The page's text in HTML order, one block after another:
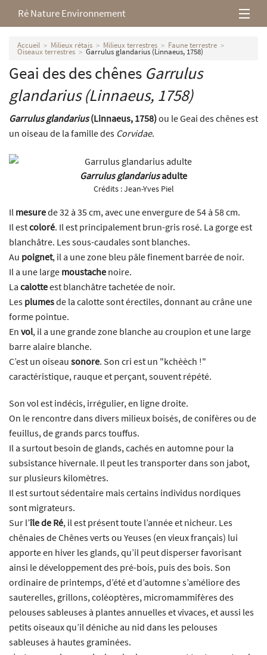
Ré Nature Environnement
L’association
Milieux rétais
Nos parutions
Accueil Milieux rétais Milieux terrestres Faune terrestre
Oiseaux terrestres Garrulus glandarius (Linnaeus, 1758)
Geai des des chênes Garrulus
glandarius(Linnaeus, 1758)
Garrulus glandarius(Linnaeus, 1758)ou le Geai des chênes est
un oiseau de la famille des Corvidae.
Garrulus glandariusadulte
Crédits :Jean-Yves Piel
Il mesurede 32 à 35 cm, avec une envergure de 54 à 58 cm.
Il estcoloré. Il est principalement brun-gris rosé. La gorge est
blanchâtre. Les sous-caudales sont blanches.
Au poignet, il a une zone bleu pâle finement barrée de noir.
Il a une large moustache noire.
La calotteest blanchâtre tachetée de noir.
Les plumesde la calotte sont érectiles, donnant au crâne une
forme pointue.
En vol, il a une grande zone blanche au croupion et une large
barre alaire blanche.
C’est un oiseau sonore. Son cri est un "kchèèch !"
caractéristique, rauque et perçant, souvent répété.
Son vol est indécis, irrégulier, en ligne droite.
On le rencontre dans divers milieux boisés, de conifères ou de
feuillus, de grands parcs touffus.
Il a surtout besoin de glands, cachés en automne pour la
subsistance hivernale. Il peut les transporter dans son jabot,
sur plusieurs kilomètres.
Il est surtout sédentaire mais certains individus nordiques
sont migrateurs.
Sur l’île de Ré, il est présent toute l’année et nicheur. Les
chênaies de Chênes verts ou Yeuses (en vieux français) lui
apporte en hiver les glands, qu’il peut disperser favorisant
ainsi le développement des pré-bois, puis des bois. Son
ordinaire de printemps, d’été et d’automne s’améliore des
sauterelles, grillons, coléoptères, micromammifères des
pelouses sableuses à plantes annuelles et vivaces, et aussi les
petits oiseaux qu’il déniche au nid dans les pelouses
sableuses à hautes graminées.